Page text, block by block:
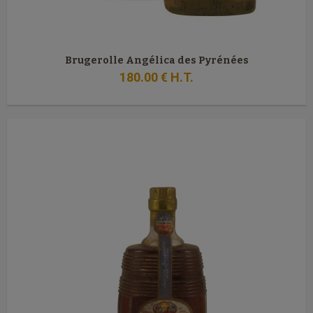
Brugerolle Angélica des Pyrénées
180.00€ H.T.